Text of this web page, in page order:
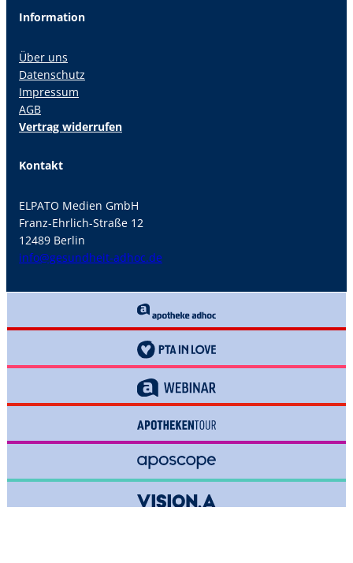
Information
Über uns
Datenschutz
Impressum
AGB
Vertrag widerrufen
Kontakt
ELPATO Medien GmbH
Franz-Ehrlich-Straße 12
12489 Berlin
info@gesundheit-adhoc.de